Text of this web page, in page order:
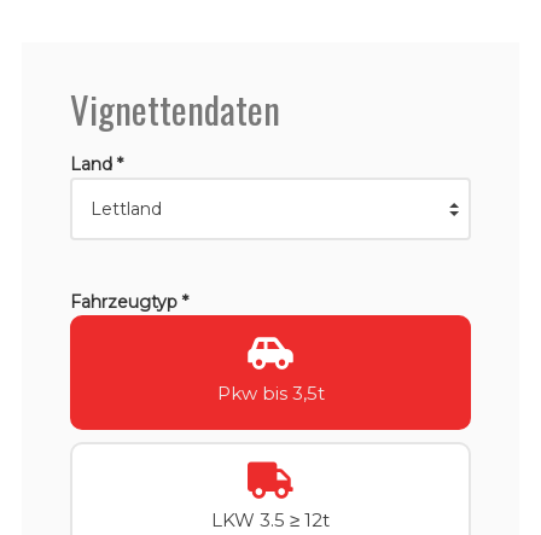
Vignettendaten
Land *
Fahrzeugtyp *
Pkw bis 3,5t
LKW 3.5 ≥ 12t